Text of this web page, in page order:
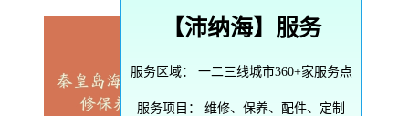
【沛纳海】服务
服务区域： 一二三线城市360+家服务点
服务项目： 维修、保养、配件、定制